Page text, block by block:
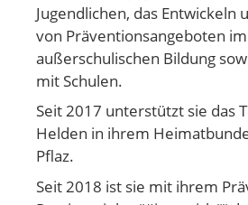
Jugendlichen, das Entwickeln
von Präventionsangeboten
außerschulischen Bildung
mit Schulen.
Seit 2017 unterstützt sie das
Helden in ihrem
Pflaz.
Seit 2018 ist sie mit ihrem